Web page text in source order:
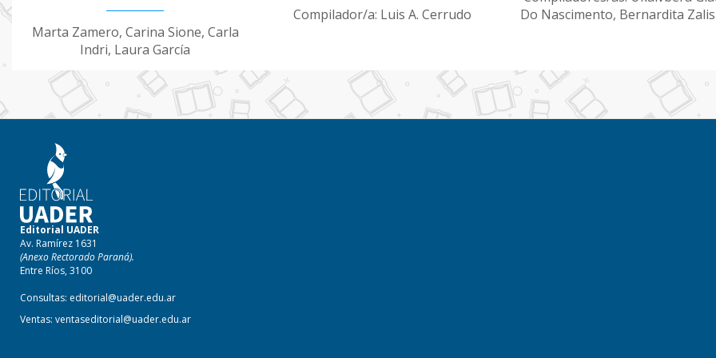
Marta Zamero, Carina Sione, Carla
Indri, Laura García
Compilador/a: Luis A. Cerrudo
Do Nascimento, Bernardita
Editorial UADER
Av. Ramírez 1631
(Anexo Rectorado Paraná).
Entre Ríos, 3100
Consultas: editorial@uader.edu.ar
Ventas: ventaseditorial@uader.edu.ar